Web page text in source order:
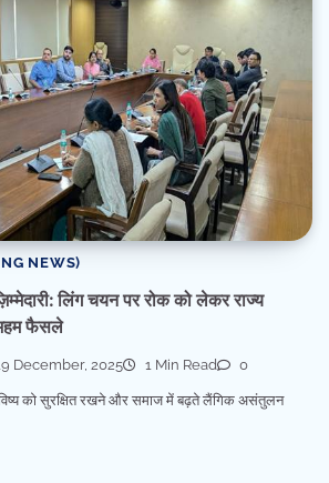
NEWS)
लिंग चयन पर रोक को लेकर राज्य
फैसले
December, 2025 1 Min Read 0
को सुरक्षित रखने और समाज में बढ़ते लैंगिक असंतुलन